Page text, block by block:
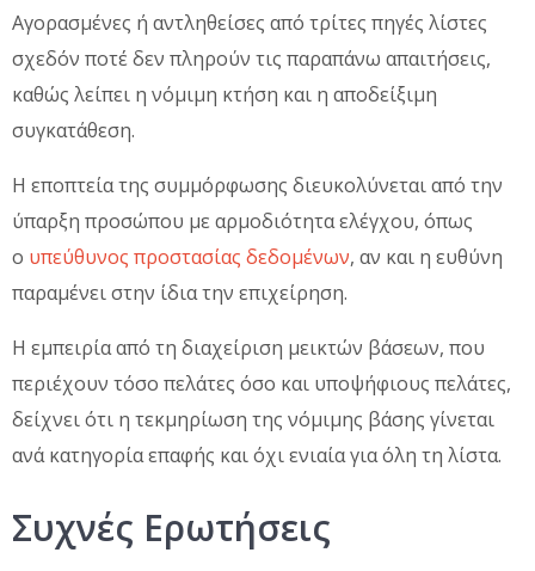
Αγορασμένες ή αντληθείσες από τρίτες πηγές λίστες
σχεδόν ποτέ δεν πληρούν τις παραπάνω απαιτήσεις,
καθώς λείπει η νόμιμη κτήση και η αποδείξιμη
συγκατάθεση.
Η εποπτεία της συμμόρφωσης διευκολύνεται από την
ύπαρξη προσώπου με αρμοδιότητα ελέγχου, όπως
ο υπεύθυνος προστασίας δεδομένων, αν και η ευθύνη
παραμένει στην ίδια την επιχείρηση.
Η εμπειρία από τη διαχείριση μεικτών βάσεων, που
περιέχουν τόσο πελάτες όσο και υποψήφιους πελάτες,
δείχνει ότι η τεκμηρίωση της νόμιμης βάσης γίνεται
ανά κατηγορία επαφής και όχι ενιαία για όλη τη λίστα.
Συχνές Ερωτήσεις